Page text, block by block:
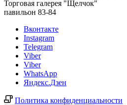
Торговая галерея "Щелчок"
павильон 83-84
Вконтакте
Instagram
Telegram
Viber
Viber
WhatsApp
Яндекс.Дзен
Политика конфиденциальности